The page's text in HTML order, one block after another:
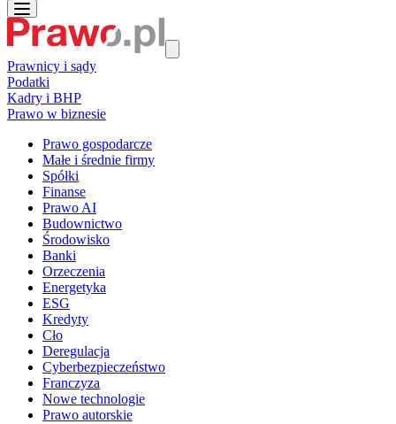
Prawnicy i sądy
Podatki
Kadry i BHP
Prawo w biznesie
Prawo gospodarcze
Małe i średnie firmy
Spółki
Finanse
Prawo AI
Budownictwo
Środowisko
Banki
Orzeczenia
Energetyka
ESG
Kredyty
Cło
Deregulacja
Cyberbezpieczeństwo
Franczyza
Nowe technologie
Prawo autorskie